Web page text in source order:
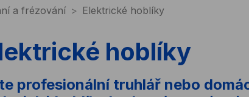
a frézování Elektrické hoblíky
hoblíky
profesionální truhlář nebo